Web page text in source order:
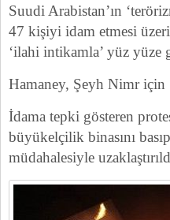
Suudi Arabistan’ın
47 kişiyi idam etmesi
‘ilahi intikamla’ yüz yüze
Hamaney, Şeyh Nimr için
İdama tepki gösteren
büyükelçilik binasını
müdahalesiyle